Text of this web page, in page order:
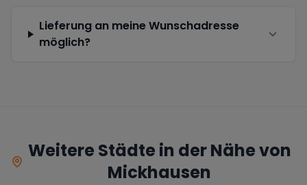
Lieferung an meine Wunschadresse
möglich?
Weitere Städte in der Nähe von
Mickhausen